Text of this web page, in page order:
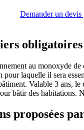
Demander un devis
au monoxyde
pour laquelle il sera
Valable 3 ans,
bâtir des habitations.
proposées